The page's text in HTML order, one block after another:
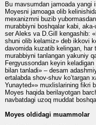
Bu mavsumdan jamoada yangi
Moyesni jamoaga olib
mexanizmni buzib
murabbiyni boshqalar kabi,
ser Aleks va D.Gill kengashib:
shuni olib kelamiz» deb ikkovi
davomida kuzatib kelingan, har
murabbiyni tanlangan yakuniy
Fergyussondan keyin
bilan tanladi» – desam
ertalabda shov-shuv ko’targan
Yunayted»» muxlislarining fikri
Moyes haqida berilayotgan
navbatdagi uzoq muddat
Moyes oldidagi muammolar